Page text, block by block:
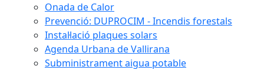
Onada de Calor
Prevenció: DUPROCIM - Incendis forestals
Instal·lació plaques solars
Agenda Urbana de Vallirana
Subministrament aigua potable